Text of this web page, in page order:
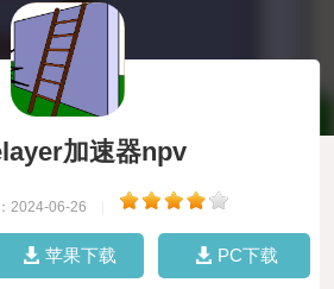
加速器npv
2024-06-26
苹果下载 PC下载